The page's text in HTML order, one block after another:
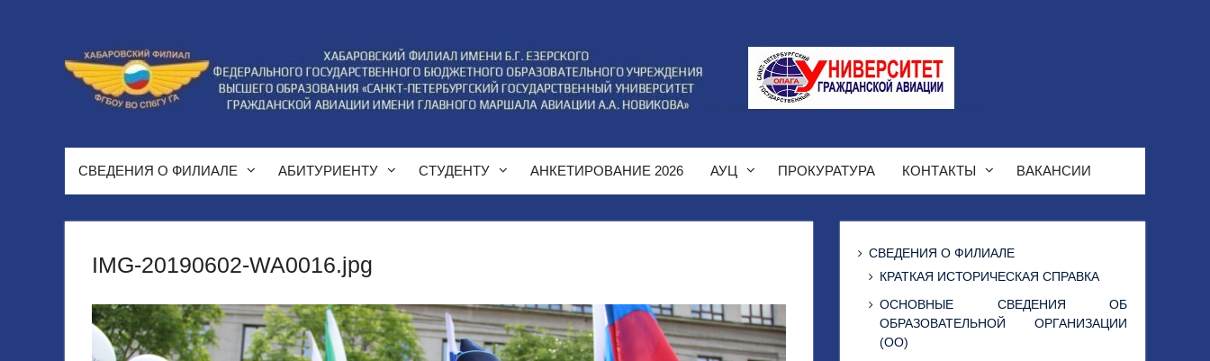
СВЕДЕНИЯ О ФИЛИАЛЕ АБИТУРИЕНТУ СТУДЕНТУ АНКЕТИРОВАНИЕ 2026 АУЦ ПРОКУРАТУРА КОНТАКТЫ ВАКАНСИИ
IMG-20190602-WA0016.jpg
СВЕДЕНИЯ О ФИЛИАЛЕ
КРАТКАЯ ИСТОРИЧЕСКАЯ СПРАВКА
ОСНОВНЫЕ СВЕДЕНИЯ ОБ
ОБРАЗОВАТЕЛЬНОЙ ОРГАНИЗАЦИИ
(ОО)